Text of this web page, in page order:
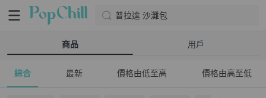
普拉達 沙灘包
商品 用戶
綜合 最新 價格由低至高 價格由高至低